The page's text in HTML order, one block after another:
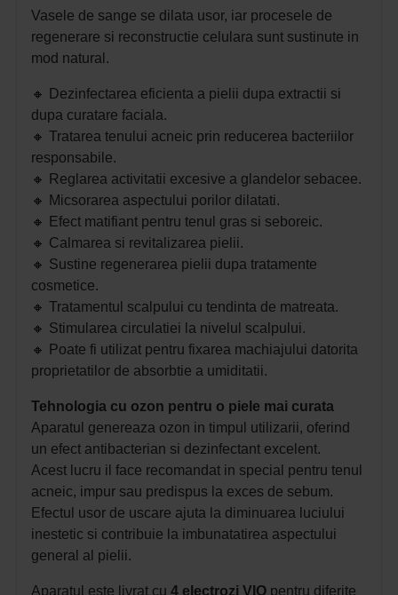
Vasele de sange se dilata usor, iar procesele de
regenerare si reconstructie celulara sunt sustinute in
mod natural.
🔸
Dezinfectarea eficienta a pielii dupa extractii si
dupa curatare faciala.
🔸 Tratarea tenului acneic prin reducerea bacteriilor
responsabile.
🔸
Reglarea activitatii excesive a glandelor sebacee.
🔸
Micsorarea aspectului porilor dilatati.
🔸
Efect matifiant pentru tenul gras si seboreic.
🔸 Calmarea si revitalizarea pielii.
🔸 Sustine regenerarea pielii dupa tratamente
cosmetice.
🔸 Tratamentul scalpului cu tendinta de matreata.
🔸 Stimularea circulatiei la nivelul scalpului.
🔸
Poate fi utilizat pentru fixarea machiajului datorita
proprietatilor de absorbtie a umiditatii.
Tehnologia cu ozon pentru o piele mai curata
Aparatul genereaza ozon in timpul utilizarii, oferind
un efect antibacterian si dezinfectant excelent.
Acest lucru il face recomandat in special pentru tenul
acneic, impur sau predispus la exces de sebum.
Efectul usor de uscare ajuta la diminuarea luciului
inestetic si contribuie la imbunatatirea aspectului
general al pielii.
Aparatul este livrat cu 4 electrozi VIO pentru diferite